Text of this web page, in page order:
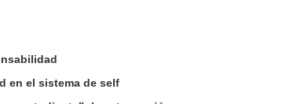
en el sistema de self